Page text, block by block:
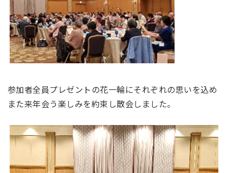
参加者全員プレゼントの花一輪にそれぞれの思いを込め
また来年会う楽しみを約束し散会しました。